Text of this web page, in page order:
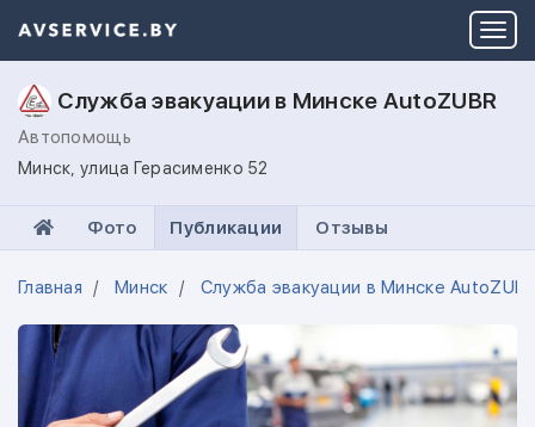
Служба эвакуации в Минске AutoZUBR
Автопомощь
Минск, улица Герасименко 52
Фото Публикации Отзывы
Главная Минск Служба эвакуации в Минске